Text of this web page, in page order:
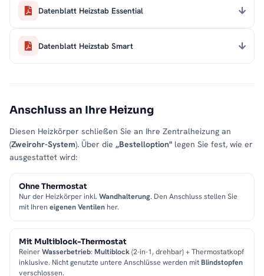
Datenblatt Heizstab Essential
Datenblatt Heizstab Smart
Anschluss an Ihre Heizung
Diesen Heizkörper schließen Sie an Ihre Zentralheizung an
(Zweirohr-System). Über die „Bestelloption" legen Sie fest, wie er
ausgestattet wird:
Ohne Thermostat
Nur der Heizkörper inkl. Wandhalterung. Den Anschluss stellen Sie
mit Ihren eigenen Ventilen her.
Mit Multiblock-Thermostat
ReinerWasserbetrieb: Multiblock(2-in-1, drehbar) + Thermostatkopf
inklusive. Nicht genutzte untere Anschlüsse werden mitBlindstopfen
verschlossen.